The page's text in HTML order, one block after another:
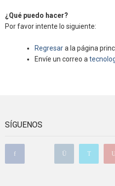
¿Qué puedo hacer?
Por favor intente lo siguiente:
Regresara la página
Envíe un correo a
SÍGUENOS